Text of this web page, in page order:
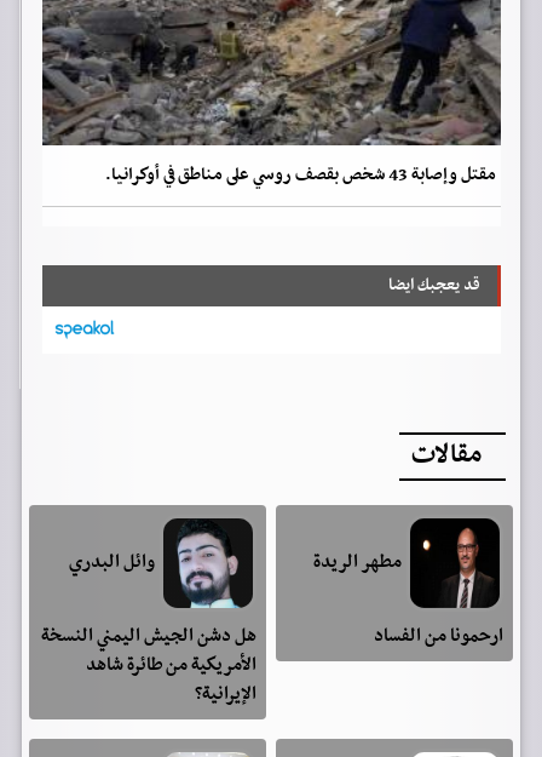
مقتل وإصابة 43 شخص بقصف روسي على مناطق في أوكرانيا.
قد يعجبك ايضا
مقالات
مطهر الريدة
ارحمونا من الفساد
وائل البدري
هل دشن الجيش اليمني النسخة
الأمريكية من طائرة شاهد
الإيرانية؟